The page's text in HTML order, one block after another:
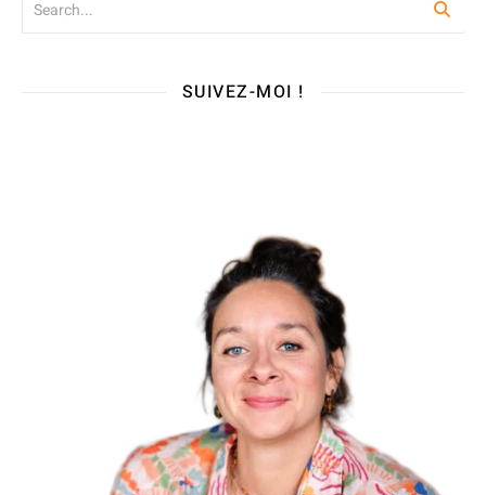
SUIVEZ-MOI !